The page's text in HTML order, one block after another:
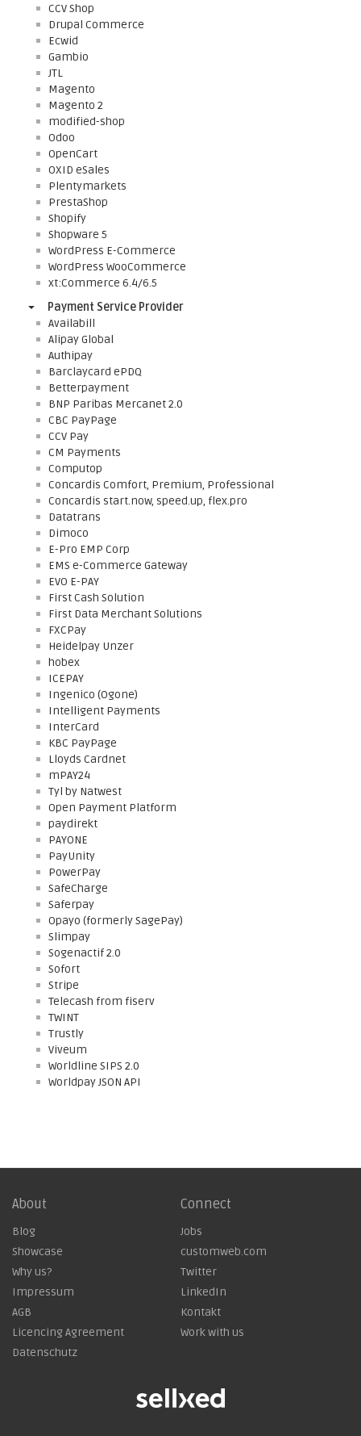
CCV Shop
Drupal Commerce
Ecwid
Gambio
JTL
Magento
Magento 2
modified-shop
Odoo
OpenCart
OXID eSales
Plentymarkets
PrestaShop
Shopify
Shopware 5
WordPress E-Commerce
WordPress WooCommerce
xt:Commerce 6.4/6.5
Payment Service Provider
Availabill
Alipay Global
Authipay
Barclaycard ePDQ
Betterpayment
BNP Paribas Mercanet 2.0
CBC PayPage
CCV Pay
CM Payments
Computop
Concardis Comfort, Premium, Professional
Concardis start.now, speed.up, flex.pro
Datatrans
Dimoco
E-Pro EMP Corp
EMS e-Commerce Gateway
EVO E-PAY
First Cash Solution
First Data Merchant Solutions
FXCPay
Heidelpay Unzer
hobex
ICEPAY
Ingenico (Ogone)
Intelligent Payments
InterCard
KBC PayPage
Lloyds Cardnet
mPAY24
Tyl by Natwest
Open Payment Platform
paydirekt
PAYONE
PayUnity
PowerPay
SafeCharge
Saferpay
Opayo (formerly SagePay)
Slimpay
Sogenactif 2.0
Sofort
Stripe
Telecash from fiserv
TWINT
Trustly
Viveum
Worldline SIPS 2.0
Worldpay JSON API
About
Blog
Showcase
Why us?
Impressum
AGB
Licencing Agreement
Datenschutz
Connect
Jobs
customweb.com
Twitter
LinkedIn
Kontakt
Work with us